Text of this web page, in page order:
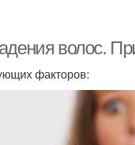
волос.
факторов: